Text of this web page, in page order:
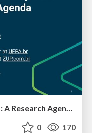
Cognitive Driven Development: A Research Agenda
0 170